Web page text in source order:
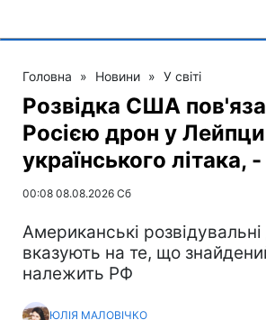
Головна » Новини » У світі
Розвідка США
Росією дрон у
українського літака,
00:08 08.08.2026 Сб
Американські розвідувальні
вказують на те, що
належить РФ
ЮЛІЯ МАЛОВІЧКО